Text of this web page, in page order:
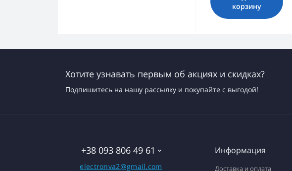
корзину
Хотите узнавать первым об акциях и скидках?
Подпишитесь на нашу рассылку и покупайте с выгодой!
+38 093 806 49 61
electronva2@gmail.com
Информация
Доставка и оплата